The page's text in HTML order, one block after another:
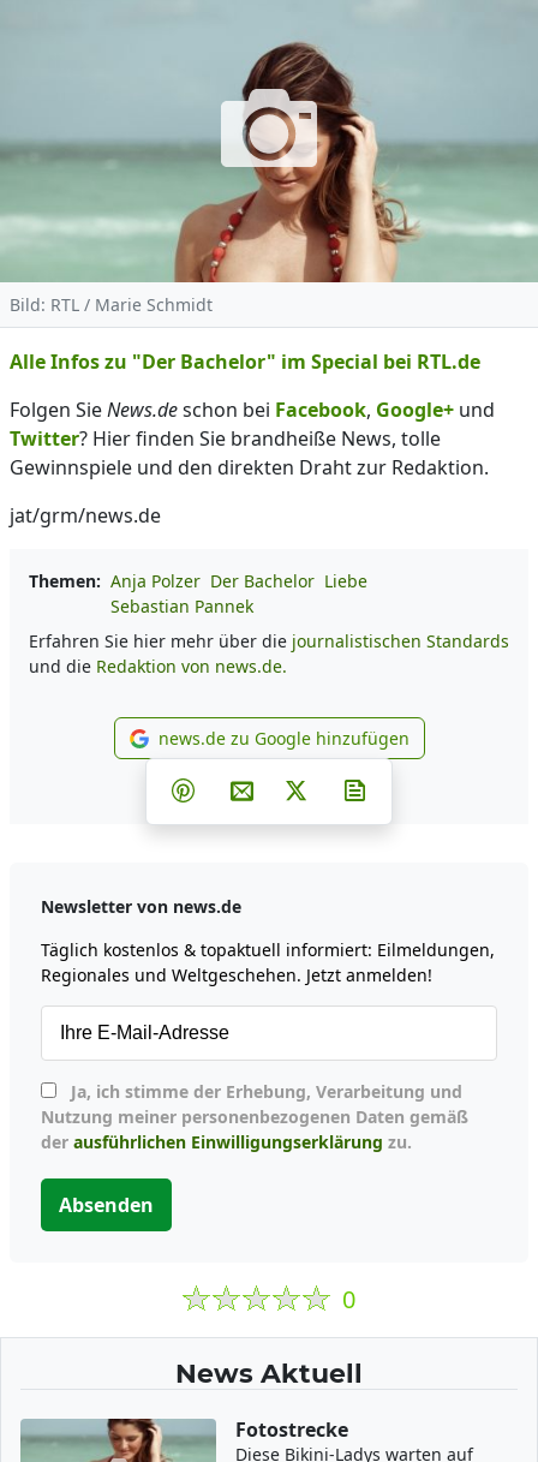
Bild: RTL / Marie Schmidt
Alle Infos zu "Der Bachelor" im Special bei RTL.de
Folgen SieNews.deschon bei Facebook, Google+ und
Twitter? Hier finden Sie brandheiße News, tolle
Gewinnspiele und den direkten Draht zur Redaktion.
jat/grm/news.de
Themen: Anja Polzer Der Bachelor Liebe
Sebastian Pannek
Erfahren Sie hier mehr über die journalistischen Standards
und die Redaktion von news.de.
news.de zu Google
news.de zu Google hinzufügen
Teilen auf Facebook
Teilen auf Whatsapp
Teilen auf Telegram
Teilen auf Pinterest
Per E-Mail teilen
Post auf X
Newsletter von news.de
Täglich kostenlos & topaktuell informiert: Eilmeldungen,
Regionales und Weltgeschehen. Jetzt anmelden!
Nutzung meiner personenbezogenen Daten gemäß
der ausführlichen Einwilligungserklärung zu.
Absenden
0
News Aktuell
Fotostrecke
Diese Bikini-Ladys warten auf